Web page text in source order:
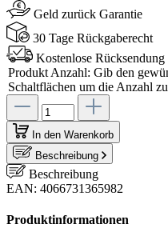
Geld zurück Garantie
30 Tage Rückgaberecht
Kostenlose Rücksendung
Produkt Anzahl: Gib den
Schaltflächen um die Anzahl
In den Warenkorb
Beschreibung
Beschreibung
EAN: 4066731365982
Produktinformationen